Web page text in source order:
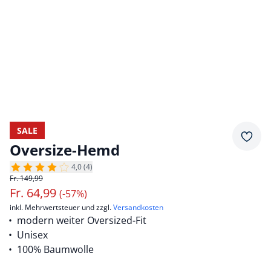
SALE
Oversize-Hemd
4,0 (4)
Fr. 149,99
Fr. 64,99 (-57%)
inkl. Mehrwertsteuer und zzgl.Versandkosten
modern weiter Oversized-Fit
Unisex
100% Baumwolle